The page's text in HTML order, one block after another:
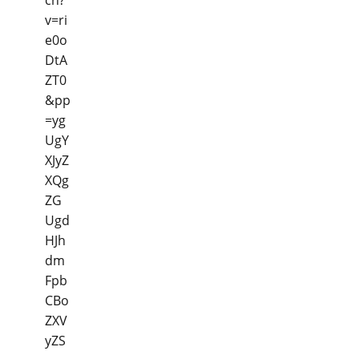
v=ri
e0o
DtA
ZT0
&pp
=yg
UgY
XJyZ
XQg
ZG
Ugd
HJh
dm
Fpb
CBo
ZXV
yZS